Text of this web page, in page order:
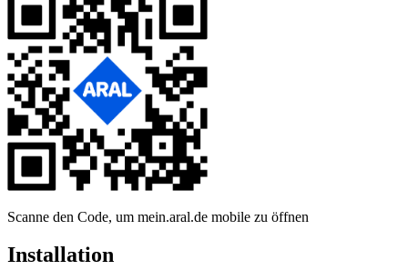
Scanne den Code, um mein.aral.de mobile zu öffnen
Installation